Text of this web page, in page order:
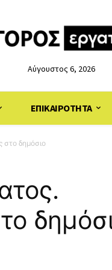
Αύγουστος 6, 2026
ΕΠΙΚΑΙΡΟΤΗΤΑ
στο δημόσιο